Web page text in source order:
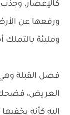
كالإعصار،
ورفعها عن
ومليئة بالتملك
فصل القبلة
العريض،
إليه كأنه